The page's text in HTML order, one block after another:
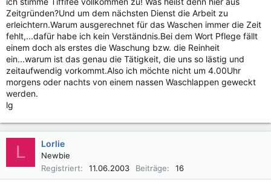
Zeitgründen?Und um dem nächsten Dienst die Arbeit zu
erleichtern.Warum ausgerechnet für das Waschen immer die Zeit
fehlt,...dafür habe ich kein Verständnis.Bei dem Wort Pflege fällt
einem doch als erstes die Waschung bzw. die Reinheit
ein...warum ist das genau die Tätigkeit, die uns so lästig und
zeitaufwendig vorkommt.Also ich möchte nicht um 4.00Uhr
morgens oder nachts von einem nassen Waschlappen geweckt
werden.
lg
L Lorlie
Newbie
Registriert
11.06.2003 Beiträge 16